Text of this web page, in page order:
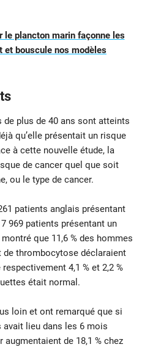
le plancton marin façonne les
et bouscule nos modèles
de plus de 40 ans sont atteints
qu’elle présentait un risque
à cette nouvelle étude, la
de cancer quel que soit
ou le type de cancer.
patients anglais présentant
969 patients présentant un
que 11,6 % des hommes
de thrombocytose déclaraient
4,1 % et 2,2 %
était normal.
loin et ont remarqué que si
avait lieu dans les 6 mois
de 18,1 % chez